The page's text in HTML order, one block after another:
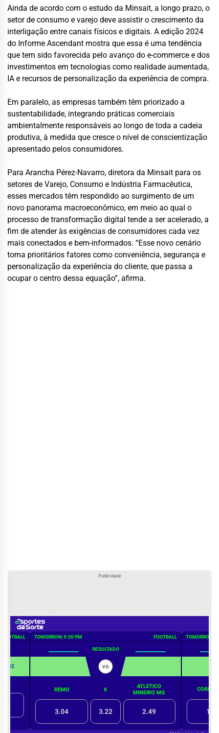
Ainda de acordo com o estudo da Minsait, a longo prazo, o
setor de consumo e varejo deve assistir o crescimento da
interligação entre canais físicos e digitais. A edição 2024
do Informe Ascendant mostra que essa é uma tendência
que tem sido favorecida pelo avanço do e-commerce e dos
investimentos em tecnologias como realidade aumentada,
IA e recursos de personalização da experiência de compra.
Em paralelo, as empresas também têm priorizado a
sustentabilidade, integrando práticas comerciais
ambientalmente responsáveis ao longo de toda a cadeia
produtiva, à medida que cresce o nível de conscientização
apresentado pelos consumidores.
Para Arancha Pérez-Navarro, diretora da Minsait para os
setores de Varejo, Consumo e Indústria Farmacêutica,
esses mercados têm respondido ao surgimento de um
novo panorama macroeconômico, em meio ao qual o
processo de transformação digital tende a ser acelerado, a
fim de atender às exigências de consumidores cada vez
mais conectados e bem-informados. “Esse novo cenário
torna prioritários fatores como conveniência, segurança e
personalização da experiência do cliente, que passa a
ocupar o centro dessa equação”, afirma.
Publicidade